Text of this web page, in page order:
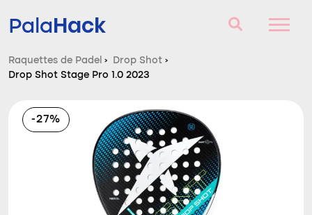
PalaHack
Raquettes de Padel
Questions et réponses
Comparateur
Raquettes de Padel › Drop Shot ›
Drop Shot Stage Pro 1.0 2023
-27%